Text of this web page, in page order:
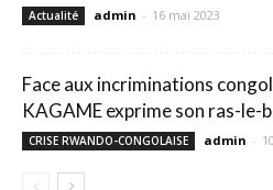
Actualité admin - 16 mai 2023
Face aux incriminations
KAGAME exprime son ras-le-
CRISE RWANDO-CONGOLAISE admin -